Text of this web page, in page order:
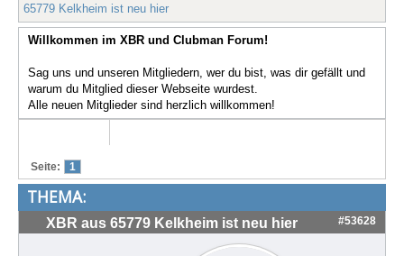
Technik
Forum
Treffen & Touren
Cafe-Ecke
65779 Kelkheim ist neu hier
Willkommen im XBR und Clubman Forum!
Sag uns und unseren Mitgliedern, wer du bist, was dir gefällt und
warum du Mitglied dieser Webseite wurdest.
Alle neuen Mitglieder sind herzlich willkommen!
Seite: 1
THEMA:
XBR aus 65779 Kelkheim ist neu hier #53628